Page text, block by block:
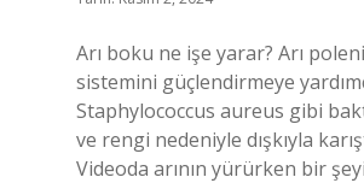
Arı boku ne işe yarar? Arı
sistemini güçlendirmeye
Staphylococcus aureus gibi
ve rengi nedeniyle dışkıyla
Videoda arının yürürken bir şeyi